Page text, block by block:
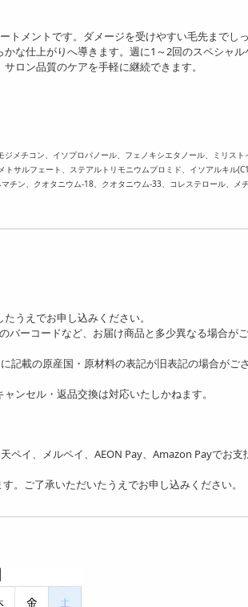
トメントです。ダメージを受けやすい毛先までし
な仕上がりへ導きます。週に1～2回のスペシャル
ロン品質のケアを手軽に継続できます。
メチコン、イソプロパノール、フェノキシエタノール、ミリスト
サルフェート、ステアルトリモニウムプロミド、イソアルキル
チン、クオタニウム-18、クオタニウム-33、コレステロール、メ
うえでお申し込みください。
バーコードなど、お届け商品と多少異なる場合が
記載の原産国・原材料の表記が旧表記の場合がご
ンセル・返品交換は対応いたしかねます。
ペイ、メルペイ、AEON Pay、Amazon Payでお支
。ご了承いただいたうえでお申し込みください。